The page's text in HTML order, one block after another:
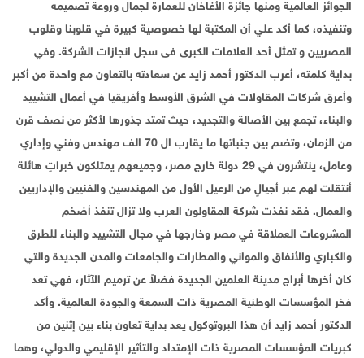
الجوائز العالمية ومنها جائزة الأغاخان للعمارة لجمال وروعة تصميمه
وتنفيذه، كما أكد علي أن المكتبة لها خصوصية كبيرة في قلوبنا وقلوب
المصريين و تمثل أحد العلامات الكبرى فى سجل انجازات الشركة. وفي
بداية كلمته، أعرب الدكتور أحمد زايد عن سعادته بالتعاون مع واحدة من أكبر
وأعرق شركات المقاولات في الشرق الأوسط وأفريقيا في أعمال التشييد
والبناء، تجمع بين الأصالة والتجديد، حيث تمتد جذورها لأكثر من نصف قرن
من الزمان، وتضم بين جنباتها ما يقارب ال 70 الف مهندس وفني وإداري
وعامل، ينتشرون في 29 دولة خارج مصر، وجميعهم يمتلكون خبراتٍ هائلة
أنتقلت لهم عبر أجيالٍ من الرعيل الأول من المهندسين والفنيين والإداريين
والعمال. فقد نفذت شركة المقاولون العرب ولا تزال تنفذ أضخم
المشروعات العملاقة في مصر وخارجها في مجال التشييد والبناء للطرق
والكباري والأنفاق والمواني والمطارات والجامعات والمدن الجديدة والتي
كان أخرها أبراج مدينة العلمين الجديدة فضلاً عن ترميم الآثار، فهي تعد
فخر المؤسسات الوطنية المصرية ذات السمعة والجودة العالمية. وأكد
الدكتور أحمد زايد أن هذا البروتوكول يعد بداية تعاون بناء بين إثنين من
كبريات المؤسسات المصرية ذات الإمتداد والتأثير الإقليمي والدولي، وهما